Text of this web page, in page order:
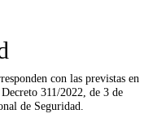
con las previstas en
311/2022, de 3 de
de Seguridad.